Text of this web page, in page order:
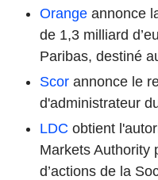
Orange annonce
de 1,3 milliard
Paribas, destiné
Scor annonce le
d'administrateur
LDC obtient
Markets Authority
d’actions de la